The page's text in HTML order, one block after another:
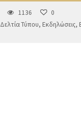
1136
0
Δελτία Τύπου,Εκδηλώσεις,